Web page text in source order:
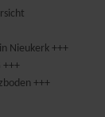
Nieukerk +++
+++
+++